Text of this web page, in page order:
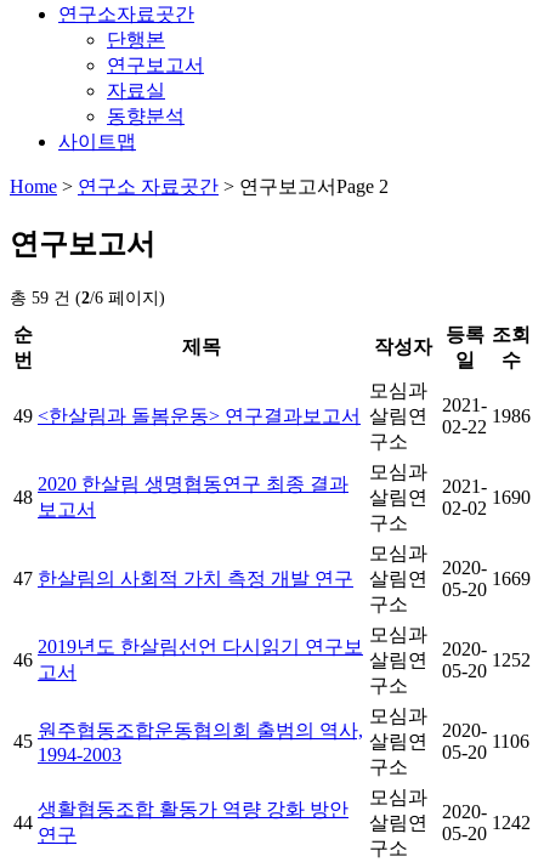
연구소자료곳간
단행본
연구보고서
자료실
동향분석
사이트맵
Home > 연구소 자료곳간 > 연구보고서Page 2
연구보고서
총 59 건 (2/6 페이지)
순
번
제목 작성자
등록
일
조회
수
49 <한살림과 돌봄운동> 연구결과보고서
모심과
살림연
구소
2021-
02-22
1986
48
2020 한살림 생명협동연구 최종 결과
보고서
모심과
살림연
구소
2021-
02-02
1690
47 한살림의 사회적 가치 측정 개발 연구
모심과
살림연
구소
2020-
05-20
1669
46
2019년도 한살림선언 다시읽기 연구보
고서
모심과
살림연
구소
2020-
05-20
1252
45
원주협동조합운동협의회 출범의 역사,
1994-2003
모심과
살림연
구소
2020-
05-20
1106
44
생활협동조합 활동가 역량 강화 방안
연구
모심과
살림연
구소
2020-
05-20
1242